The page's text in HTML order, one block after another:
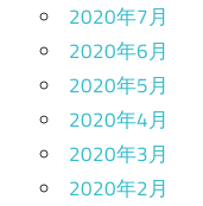
2020年7月
2020年6月
2020年5月
2020年4月
2020年3月
2020年2月